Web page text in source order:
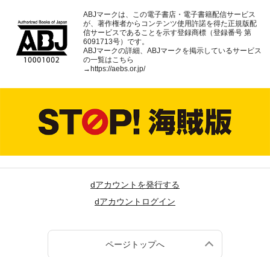
ABJマークは、この電子書店・電子書籍配信サービス
が、著作権者からコンテンツ使用許諾を得た正規版配
信サービスであることを示す登録商標（登録番号 第
6091713号）です。
ABJマークの詳細、ABJマークを掲示しているサービス
の一覧はこちら
→https://aebs.or.jp/
dアカウントを発行する
dアカウントログイン
ページトップへ